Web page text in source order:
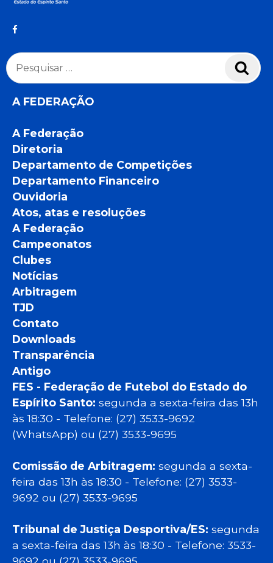
Pesquisar
por:
A FEDERAÇÃO
A Federação
Diretoria
Departamento de Competições
Departamento Financeiro
Ouvidoria
Atos, atas e resoluções
A Federação
Campeonatos
Clubes
Notícias
Arbitragem
TJD
Contato
Downloads
Transparência
Antigo
FES - Federação de Futebol do Estado do
Espírito Santo: segunda a sexta-feira das 13h
às 18:30 - Telefone: (27) 3533-9692
(WhatsApp) ou (27) 3533-9695
Comissão de Arbitragem: segunda a sexta-
feira das 13h às 18:30 - Telefone: (27) 3533-
9692 ou (27) 3533-9695
Tribunal de Justiça Desportiva/ES: segunda
a sexta-feira das 13h às 18:30 - Telefone: 3533-